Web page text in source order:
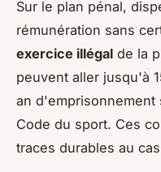
Sur le plan pénal,
rémunération sans
exercice illégal de la
peuvent aller jusqu'à
an d'emprisonnement
Code du sport. Ces
traces durables au